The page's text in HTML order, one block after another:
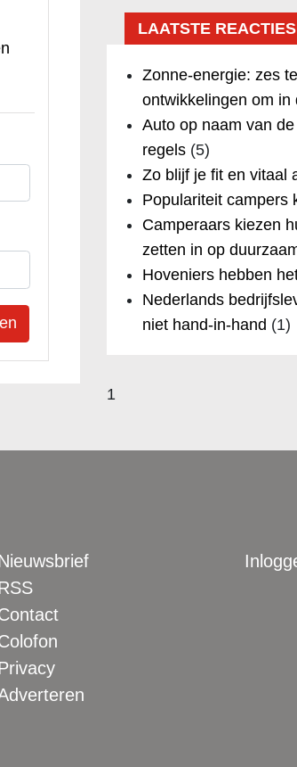
LAATSTE REACTIES
Zonne-energie: zes
ontwikkelingen om in
Auto op naam van
regels(5)
Zo blijf je fit en vitaal
Populariteit campers
Camperaars kiezen
zetten in op
Hoveniers hebben
Nederlands
niet hand-in-hand (1)
1